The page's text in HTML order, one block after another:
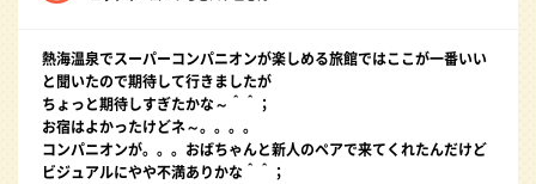
熱海温泉でスーパーコンパニオンが楽しめる旅館ではここが一番いい
と聞いたので期待して行きましたが
ちょっと期待しすぎたかな～＾＾；
お宿はよかったけどネ～。。。。
コンパニオンが。。。おばちゃんと新人のペアで来てくれたんだけど
ビジュアルにやや不満ありかな＾＾；